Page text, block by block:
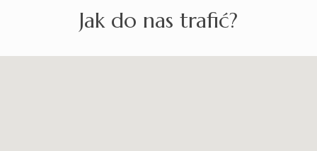
Jak do nas trafić?